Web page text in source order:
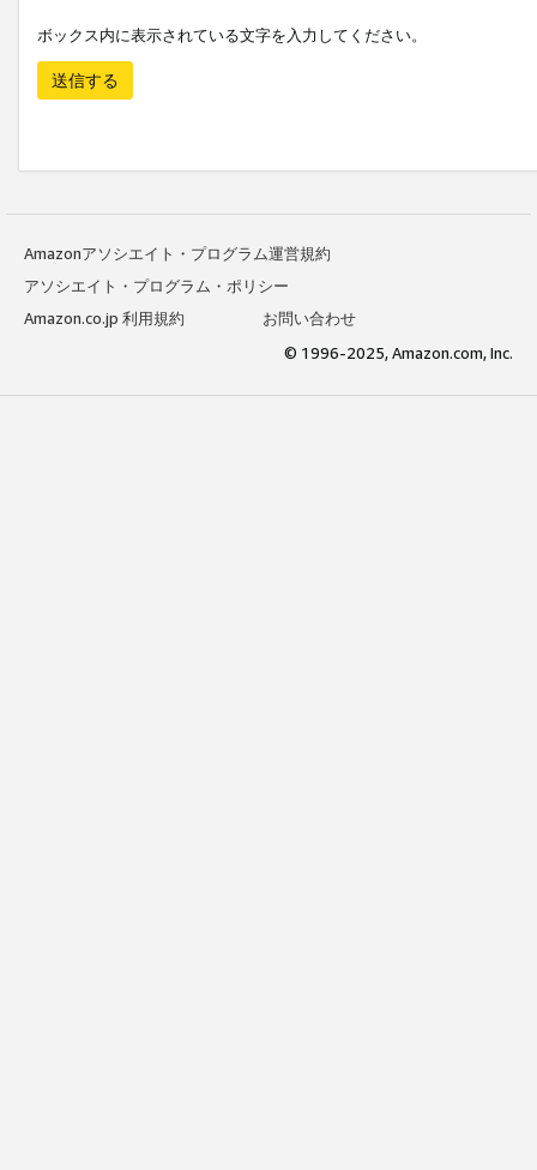
ボックス内に表示されている文字を入力してください。
送信する
Amazonアソシエイト・プログラム運営規約
アソシエイト・プログラム・ポリシー
Amazon.co.jp 利用規約
お問い合わせ
© 1996-2025, Amazon.com, Inc.